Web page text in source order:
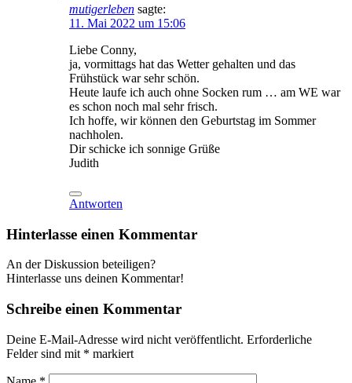
mutigerleben sagte:
11. Mai 2022 um 15:06
Liebe Conny,
ja, vormittags hat das Wetter gehalten und das
Frühstück war sehr schön.
Heute laufe ich auch ohne Socken rum … am WE war
es schon noch mal sehr frisch.
Ich hoffe, wir können den Geburtstag im Sommer
nachholen.
Dir schicke ich sonnige Grüße
Judith
Antworten
Hinterlasse einen Kommentar
An der Diskussion beteiligen?
Hinterlasse uns deinen Kommentar!
Schreibe einen Kommentar
Deine E-Mail-Adresse wird nicht veröffentlicht. Erforderliche
Felder sind mit * markiert